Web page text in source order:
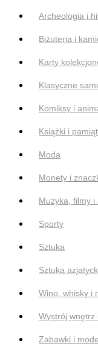
Archeologia i
Biżuteria i
Karty
Klasyczne
Komiksy i
Książki i
Moda
Monety i
Muzyka, filmy
Sporty
Sztuka
Sztuka
Wino, whisky i
Wystrój wnętrz
Zabawki i